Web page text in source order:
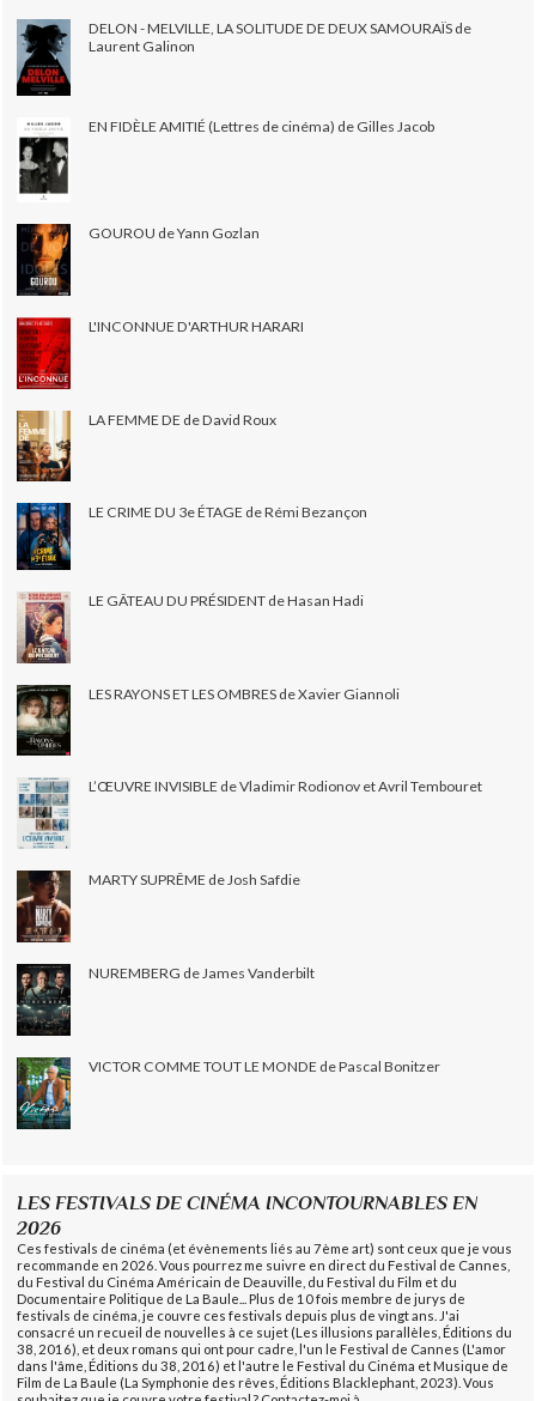
DELON - MELVILLE, LA SOLITUDE DE DEUX SAMOURAÏS de
Laurent Galinon
EN FIDÈLE AMITIÉ (Lettres de cinéma) de Gilles Jacob
GOUROU de Yann Gozlan
L'INCONNUE D'ARTHUR HARARI
LA FEMME DE de David Roux
LE CRIME DU 3e ÉTAGE de Rémi Bezançon
LE GÂTEAU DU PRÉSIDENT de Hasan Hadi
LES RAYONS ET LES OMBRES de Xavier Giannoli
L’ŒUVRE INVISIBLE de Vladimir Rodionov et Avril Tembouret
MARTY SUPRÊME de Josh Safdie
NUREMBERG de James Vanderbilt
VICTOR COMME TOUT LE MONDE de Pascal Bonitzer
LES FESTIVALS DE CINÉMA INCONTOURNABLES EN
2026
Ces festivals de cinéma (et évènements liés au 7ème art) sont ceux que je vous
recommande en 2026. Vous pourrez me suivre en direct du Festival de Cannes,
du Festival du Cinéma Américain de Deauville, du Festival du Film et du
Documentaire Politique de La Baule... Plus de 10 fois membre de jurys de
festivals de cinéma, je couvre ces festivals depuis plus de vingt ans. J'ai
consacré un recueil de nouvelles à ce sujet (Les illusions parallèles, Éditions du
38, 2016), et deux romans qui ont pour cadre, l'un le Festival de Cannes (L'amor
dans l'âme, Éditions du 38, 2016) et l'autre le Festival du Cinéma et Musique de
Film de La Baule (La Symphonie des rêves, Éditions Blacklephant, 2023). Vous